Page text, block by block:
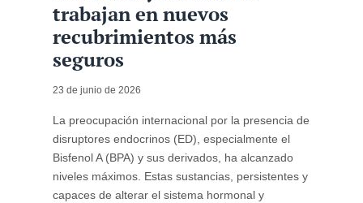
trabajan en nuevos
recubrimientos más
seguros
23 de junio de 2026
La preocupación internacional por la presencia de
disruptores endocrinos (ED), especialmente el
Bisfenol A (BPA) y sus derivados, ha alcanzado
niveles máximos. Estas sustancias, persistentes y
capaces de alterar el sistema hormonal y